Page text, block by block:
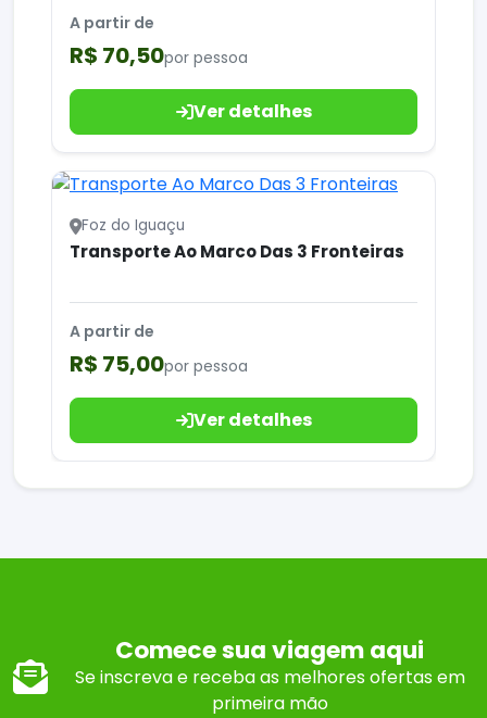
A partir de
R$ 70,50por pessoa
Ver detalhes
Foz do Iguaçu
Transporte Ao Marco Das 3 Fronteiras
A partir de
R$ 75,00por pessoa
Ver detalhes
Comece sua viagem aqui
Se inscreva e receba as melhores ofertas em
primeira mão